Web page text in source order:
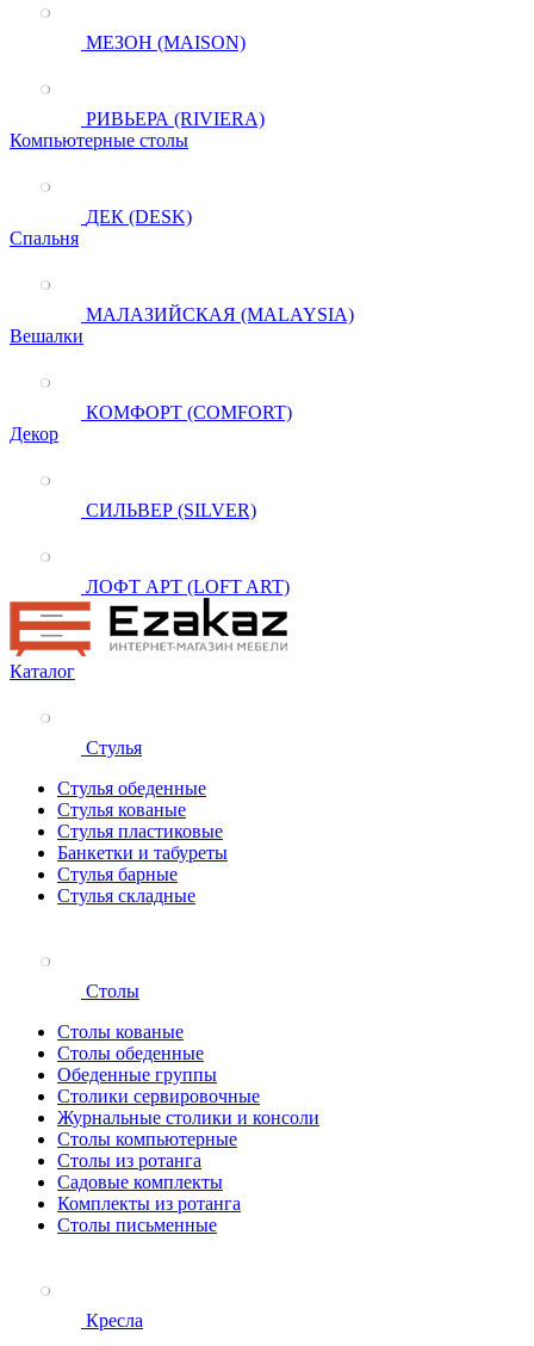
МЕЗОН (MAISON)
РИВЬЕРА (RIVIERA)
Компьютерные столы
ДЕК (DESK)
Спальня
МАЛАЗИЙСКАЯ (MALAYSIA)
Вешалки
КОМФОРТ (COMFORT)
Декор
СИЛЬВЕР (SILVER)
ЛОФТ АРТ (LOFT ART)
Каталог
Стулья
Стулья обеденные
Стулья кованые
Стулья пластиковые
Банкетки и табуреты
Стулья барные
Стулья складные
Столы
Столы кованые
Столы обеденные
Обеденные группы
Столики сервировочные
Журнальные столики и консоли
Столы компьютерные
Столы из ротанга
Садовые комплекты
Комплекты из ротанга
Столы письменные
Кресла